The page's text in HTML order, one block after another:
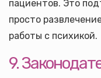
пациентов. Это
просто
работы с психикой.
9.